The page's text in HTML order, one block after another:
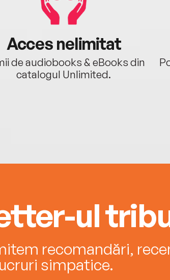
Acces nelimitat
de audiobooks & eBooks din
catalogul Unlimited.
ul
recomandări,
simpatice.